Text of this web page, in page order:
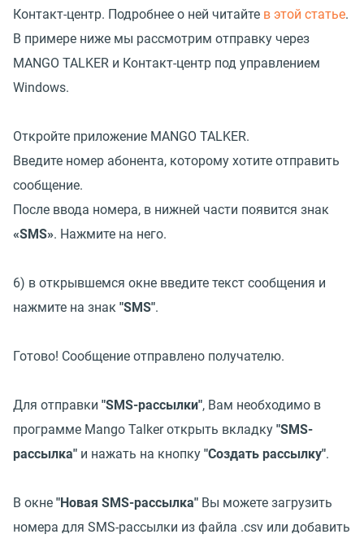
Контакт-центр. Подробнее о ней читайте в этой статье.
В примере ниже мы рассмотрим отправку через
MANGO TALKER и Контакт-центр под управлением
Windows.
Откройте приложение MANGO TALKER.
Введите номер абонента, которому хотите отправить
сообщение.
После ввода номера, в нижней части появится знак
«SMS». Нажмите на него.
6) в открывшемся окне введите текст сообщения и
нажмите на знак "SMS".
Готово! Сообщение отправлено получателю.
Для отправки "SMS-рассылки", Вам необходимо в
программе Mango Talker открыть вкладку "SMS-
рассылка" и нажать на кнопку "Создать рассылку".
В окне "Новая SMS-рассылка" Вы можете загрузить
номера для SMS-рассылки из файла .csv или добавить